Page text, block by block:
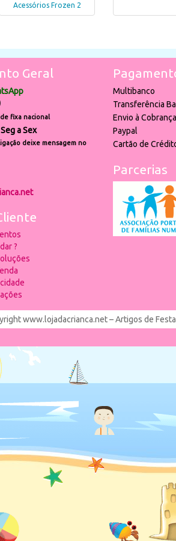
Acessórios Frozen 2
Geral
fixa nacional
a Sex
deixe mensagem no
?
Multibanco
Transferência
Envio à Cobrança
Paypal
Cartão de
Parcerias
www.lojadacrianca.net – Artigos de